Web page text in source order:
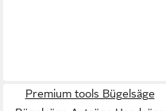
Premium tools Bügelsäge